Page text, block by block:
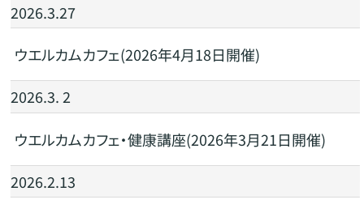
2026.3.27
ウエルカムカフェ(2026年4月18日開催)
2026.3. 2
ウエルカムカフェ・健康講座(2026年3月21日開催)
2026.2.13